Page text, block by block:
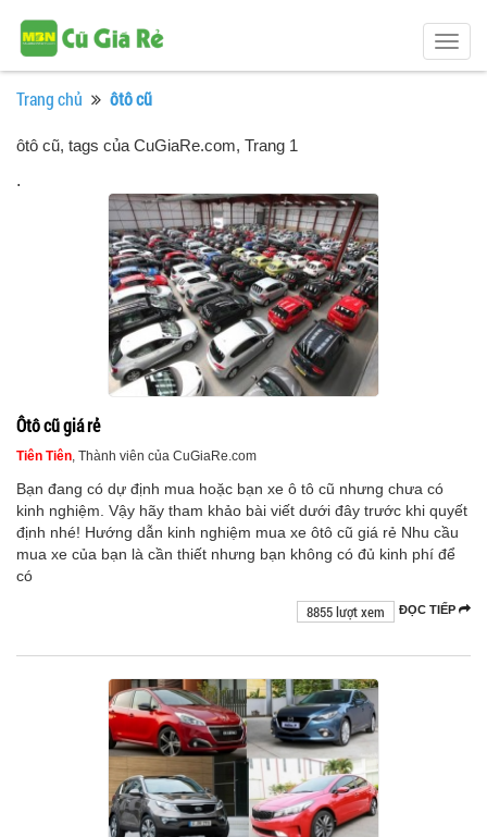
Trang chủ ôtô cũ
ôtô cũ, tags của CuGiaRe.com, Trang 1
.
Ôtô cũ giá rẻ
Tiên Tiên, Thành viên của CuGiaRe.com
Bạn đang có dự định mua hoặc bạn xe ô tô cũ nhưng chưa có
kinh nghiệm. Vậy hãy tham khảo bài viết dưới đây trước khi quyết
định nhé! Hướng dẫn kinh nghiệm mua xe ôtô cũ giá rẻ Nhu cầu
mua xe của bạn là cần thiết nhưng bạn không có đủ kinh phí để
có
ĐỌC TIẾP
8855 lượt xem